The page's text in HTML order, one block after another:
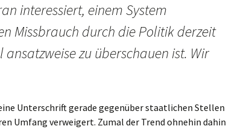
interessiert, einem System
Missbrauch durch die Politik derzeit
zu überschauen ist. Wir
Unterschrift gerade gegenüber staatlichen Stellen
Umfang verweigert. Zumal der Trend ohnehin dahin